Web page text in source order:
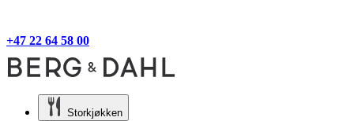
+47 22 64 58 00
Storkjøkken